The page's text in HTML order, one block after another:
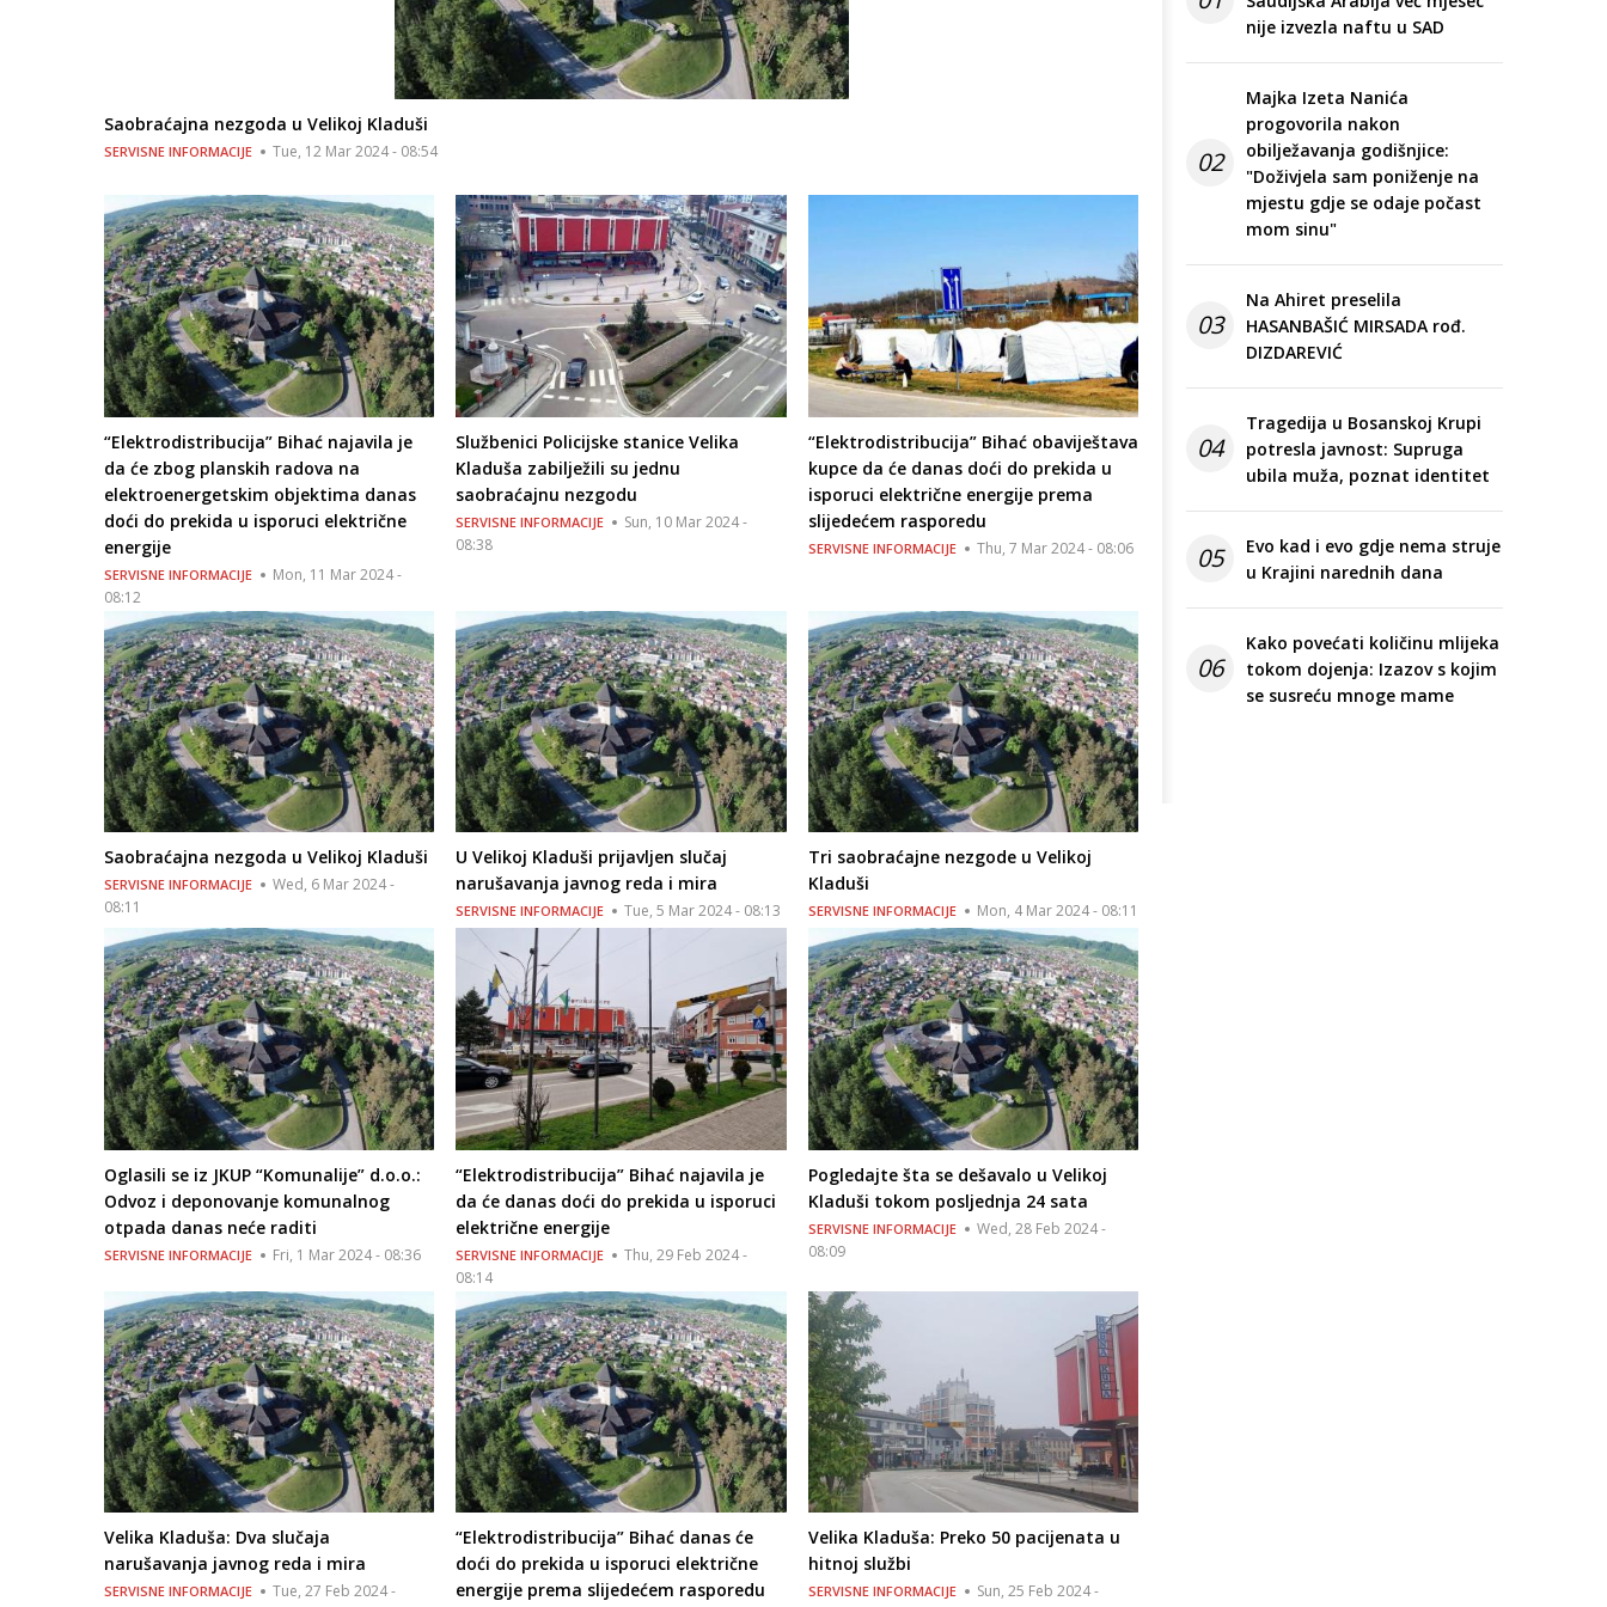
Saobraćajna nezgoda u Velikoj Kladuši
SERVISNE INFORMACIJE Tue, 12 Mar 2024 - 08:54
“Elektrodistribucija” Bihać najavila je
da će zbog planskih radova na
elektroenergetskim objektima danas
doći do prekida u isporuci električne
energije
SERVISNE INFORMACIJE
Mon, 11 Mar 2024 -
08:12
Službenici Policijske stanice Velika
Kladuša zabilježili su jednu
saobraćajnu nezgodu
SERVISNE INFORMACIJE
Sun, 10 Mar 2024 -
08:38
“Elektrodistribucija” Bihać obaviještava
kupce da će danas doći do prekida u
isporuci električne energije prema
slijedećem rasporedu
SERVISNE INFORMACIJE Thu, 7 Mar 2024 - 08:06
Saobraćajna nezgoda u Velikoj Kladuši
SERVISNE INFORMACIJE
Wed, 6 Mar 2024 -
08:11
U Velikoj Kladuši prijavljen slučaj
narušavanja javnog reda i mira
SERVISNE INFORMACIJE Tue, 5 Mar 2024 - 08:13
Tri saobraćajne nezgode u Velikoj
Kladuši
SERVISNE INFORMACIJE Mon, 4 Mar 2024 - 08:11
Oglasili se iz JKUP “Komunalije” d.o.o.:
Odvoz i deponovanje komunalnog
otpada danas neće raditi
SERVISNE INFORMACIJE Fri, 1 Mar 2024 - 08:36
“Elektrodistribucija” Bihać najavila je
da će danas doći do prekida u isporuci
električne energije
SERVISNE INFORMACIJE
Thu, 29 Feb 2024 -
08:14
Pogledajte šta se dešavalo u Velikoj
Kladuši tokom posljednja 24 sata
SERVISNE INFORMACIJE
Wed, 28 Feb 2024 -
08:09
Velika Kladuša: Dva slučaja
narušavanja javnog reda i mira
SERVISNE INFORMACIJE
Tue, 27 Feb 2024 -
“Elektrodistribucija” Bihać danas će
doći do prekida u isporuci električne
energije prema slijedećem rasporedu
Velika Kladuša: Preko 50 pacijenata u
hitnoj službi
SERVISNE INFORMACIJE
Sun, 25 Feb 2024 -
nije izvezla naftu u SAD
02
Majka Izeta Nanića
progovorila nakon
obilježavanja godišnjice:
"Doživjela sam poniženje na
mjestu gdje se odaje počast
mom sinu"
03
Na Ahiret preselila
HASANBAŠIĆ MIRSADA rođ.
DIZDAREVIĆ
04
Tragedija u Bosanskoj Krupi
potresla javnost: Supruga
ubila muža, poznat identitet
05
Evo kad i evo gdje nema struje
u Krajini narednih dana
06
Kako povećati količinu mlijeka
tokom dojenja: Izazov s kojim
se susreću mnoge mame